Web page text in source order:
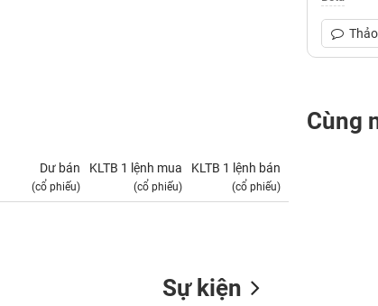
Dư bán
(cổ phiếu)
KLTB 1 lệnh mua
(cổ phiếu)
KLTB 1 lệnh bán
(cổ phiếu)
Cùng
Sự kiện